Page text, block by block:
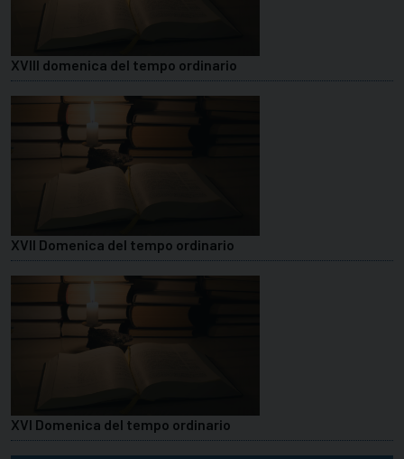
XVIII domenica del tempo ordinario
XVII Domenica del tempo ordinario
XVI Domenica del tempo ordinario